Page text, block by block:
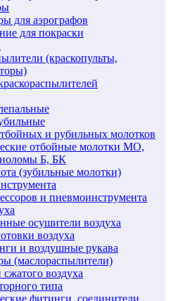
для аэрографов
для покраски
(краскопульты,
и рубильных молотков
отбойные молотки МО,
Б, БК
(зубильные молотки)
и пневмоинструмента
осушители воздуха
воздуха
и воздушные рукава
(маслораспылители)
воздуха
типа
фитинги, соединители